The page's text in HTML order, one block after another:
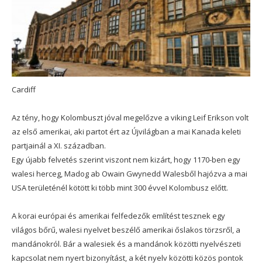
Cardiff
Az tény, hogy Kolombuszt jóval megelőzve a viking Leif Erikson volt
az első amerikai, aki partot ért az Újvilágban a mai Kanada keleti
partjainál a XI. században.
Egy újabb felvetés szerint viszont nem kizárt, hogy 1170-ben egy
walesi herceg, Madog ab Owain Gwynedd Walesből hajózva a mai
USA területénél kötött ki több mint 300 évvel Kolombusz előtt.
A korai európai és amerikai felfedezők említést tesznek egy
világos bőrű, walesi nyelvet beszélő amerikai őslakos törzsről, a
mandánokról. Bár a walesiek és a mandánok közötti nyelvészeti
kapcsolat nem nyert bizonyítást, a két nyelv közötti közös pontok